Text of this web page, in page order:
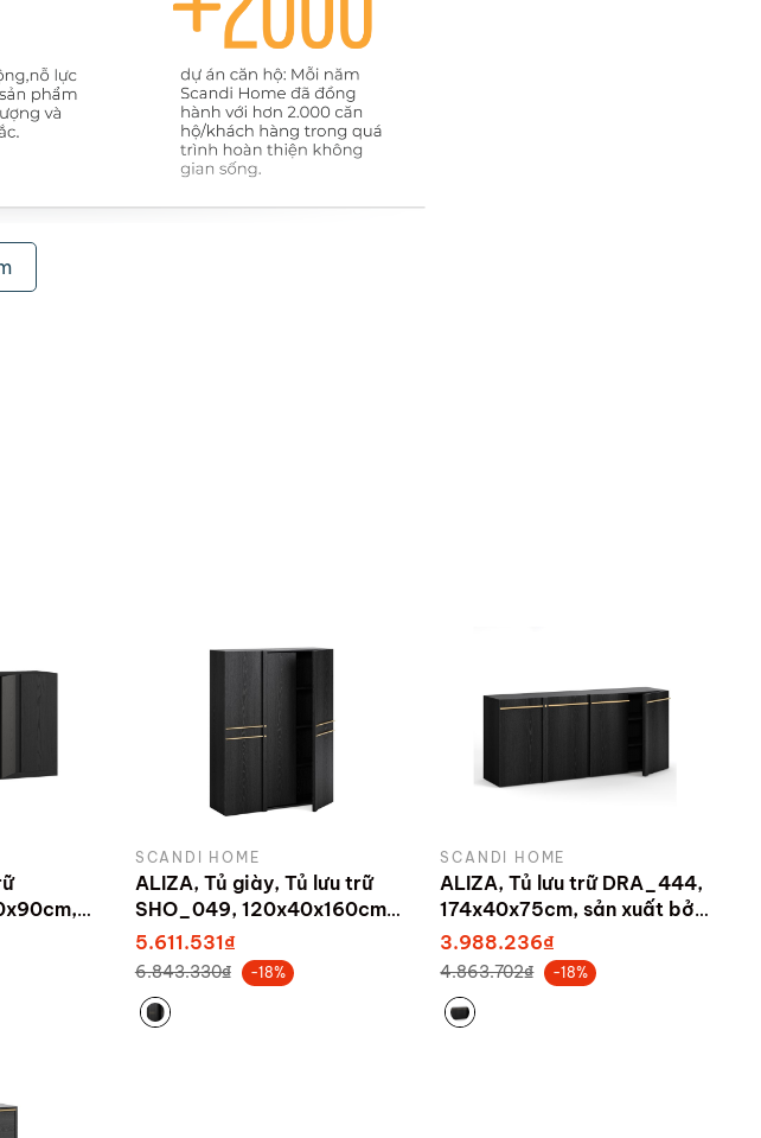
Home
SCANDI HOME
ALIZA, Tủ giày, Tủ lưu trữ
SHO_049, 120x40x160cm,
sản xuất bởi Scandi Home
5.611.531₫
6.843.330₫ -18%
SCANDI HOME
ALIZA, Tủ lưu trữ DRA_444,
174x40x75cm, sản xuất bởi
Scandi Home
3.988.236₫
4.863.702₫ -18%